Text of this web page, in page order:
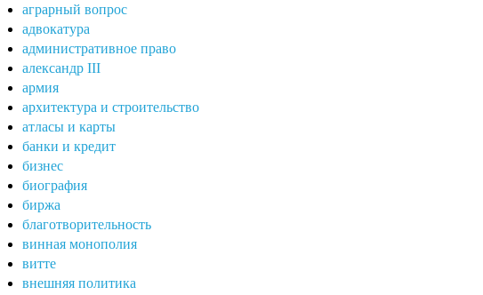
аграрный вопрос
адвокатура
административное право
александр III
армия
архитектура и строительство
атласы и карты
банки и кредит
бизнес
биография
биржа
благотворительность
винная монополия
витте
внешняя политика